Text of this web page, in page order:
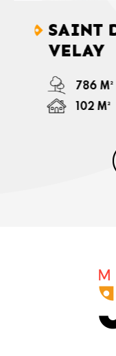
SAINT
VELAY
786 M²
102 M²